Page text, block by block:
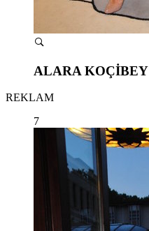
ALARA KOÇİBEY
REKLAM
7